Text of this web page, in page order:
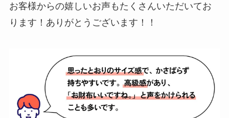
お客様からの嬉しいお声もたくさんいただいてお
ります！ありがとうございます！！